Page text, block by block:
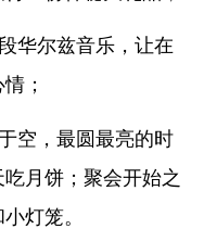
华尔兹音乐，让在
；
空，最圆最亮的时
月饼；聚会开始之
灯笼。